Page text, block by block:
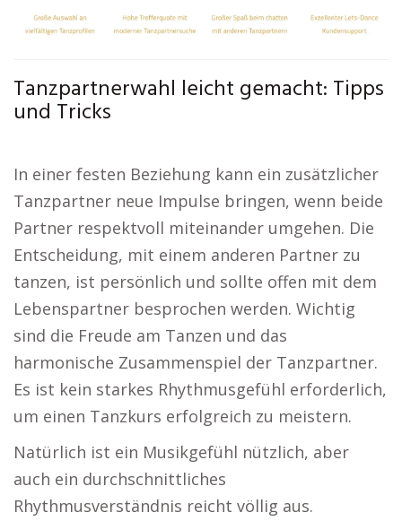
Tanzpartnerwahl leicht gemacht: Tipps
und Tricks
In einer festen Beziehung kann ein zusätzlicher
Tanzpartner neue Impulse bringen, wenn beide
Partner respektvoll miteinander umgehen. Die
Entscheidung, mit einem anderen Partner zu
tanzen, ist persönlich und sollte offen mit dem
Lebenspartner besprochen werden. Wichtig
sind die Freude am Tanzen und das
harmonische Zusammenspiel der Tanzpartner.
Es ist kein starkes Rhythmusgefühl erforderlich,
um einen Tanzkurs erfolgreich zu meistern.
Natürlich ist ein Musikgefühl nützlich, aber
auch ein durchschnittliches
Rhythmusverständnis reicht völlig aus.